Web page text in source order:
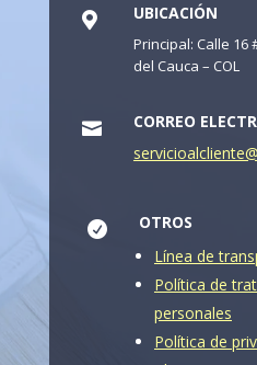
 UBICACIÓN
Principal: Calle 16
del Cauca – COL

CORREO

OTROS
Línea de
Política de
personales
Política de